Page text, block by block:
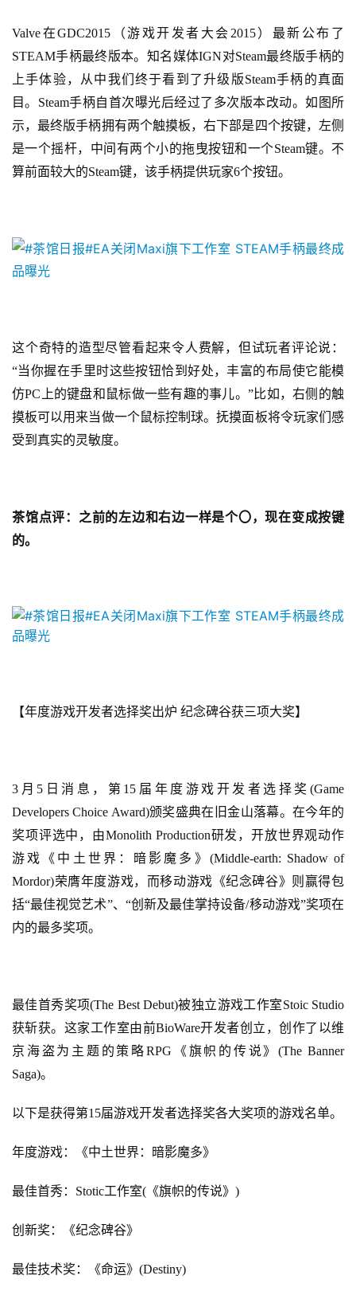
单
机
游
休
闲
游
2
0
2
三
届
金
茶
奖
月
日
游
上
海
站
中
文
)
Valve在GDC2015（游戏开发者大会2015）最新公布了
STEAM手柄最终版本。知名媒体IGN对Steam最终版手柄的
上手体验，从中我们终于看到了升级版Steam手柄的真面
目。Steam手柄自首次曝光后经过了多次版本改动。如图所
示，最终版手柄拥有两个触摸板，右下部是四个按键，左侧
是一个摇杆，中间有两个小的拖曳按钮和一个Steam键。不
算前面较大的Steam键，该手柄提供玩家6个按钮。
这个奇特的造型尽管看起来令人费解，但试玩者评论说：
“当你握在手里时这些按钮恰到好处，丰富的布局使它能模
仿PC上的键盘和鼠标做一些有趣的事儿。”比如，右侧的触
摸板可以用来当做一个鼠标控制球。抚摸面板将令玩家们感
受到真实的灵敏度。
茶馆点评：之前的左边和右边一样是个〇，现在变成按键
的。
【年度游戏开发者选择奖出炉 纪念碑谷获三项大奖】
3月5日消息，第15届年度游戏开发者选择奖(Game
Developers Choice Award)颁奖盛典在旧金山落幕。在今年的
奖项评选中，由Monolith Production研发，开放世界观动作
游戏《中土世界：暗影魔多》(Middle-earth: Shadow of
Mordor)荣膺年度游戏，而移动游戏《纪念碑谷》则赢得包
括“最佳视觉艺术”、“创新及最佳掌持设备/移动游戏”奖项在
内的最多奖项。
最佳首秀奖项(The Best Debut)被独立游戏工作室Stoic Studio
获斩获。这家工作室由前BioWare开发者创立，创作了以维
京海盗为主题的策略RPG《旗帜的传说》(The Banner
Saga)。
以下是获得第15届游戏开发者选择奖各大奖项的游戏名单。
年度游戏：《中土世界：暗影魔多》
最佳首秀：Stotic工作室(《旗帜的传说》)
创新奖：《纪念碑谷》
最佳技术奖：《命运》(Destiny)